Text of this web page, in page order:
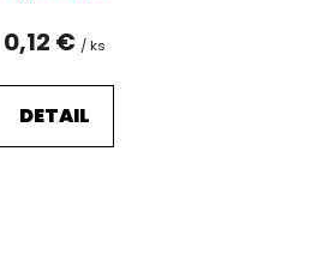
0,12 € / ks
DETAIL